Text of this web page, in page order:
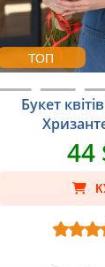
ТОП
Букет
44